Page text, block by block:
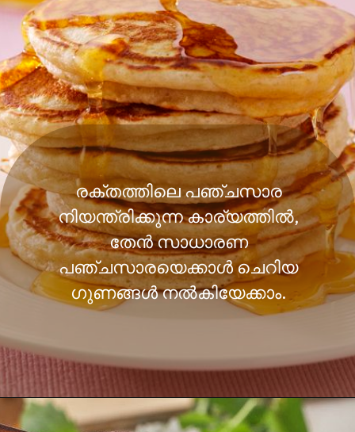
രക്തത്തിലെ പഞ്ചസാര
നിയന്ത്രിക്കുന്ന കാര്യത്തിൽ,
തേൻ സാധാരണ
പഞ്ചസാരയെക്കാൾ ചെറിയ
ഗുണങ്ങൾ നൽകിയേക്കാം.